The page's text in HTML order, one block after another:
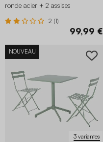
ronde acier + 2 assises
2 (1)
99,99 €
3 variantes
NOUVEAU